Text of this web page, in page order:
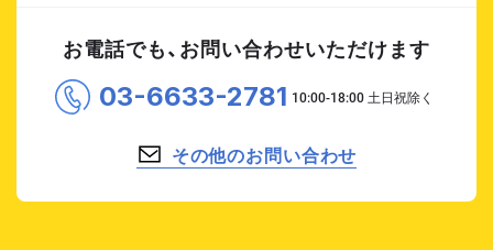
お電話でも、お問い合わせいただけます
03-6633-2781
その他のお問い合わせ